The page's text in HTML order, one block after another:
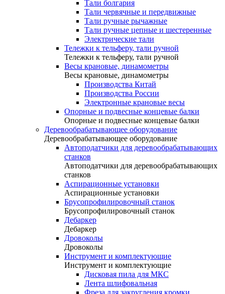
Тали болгария
Тали червячные и передвижные
Тали ручные рычажные
Тали ручные цепные и шестеренные
Электрические тали
Тележки к тельферу, тали ручной
Тележки к тельферу, тали ручной
Весы крановые, динамометры
Весы крановые, динамометры
Производства Китай
Производства России
Электронные крановые весы
Опорные и подвесные концевые балки
Опорные и подвесные концевые балки
Деревообрабатывающее оборудование
Деревообрабатывающее оборудование
Автоподатчики для деревообрабатывающих
станков
Автоподатчики для деревообрабатывающих
станков
Аспирационные установки
Аспирационные установки
Брусопрофилировочный станок
Брусопрофилировочный станок
Дебаркер
Дебаркер
Дровоколы
Дровоколы
Инструмент и комплектующие
Инструмент и комплектующие
Дисковая пила для МКС
Лента шлифовальная
Фреза для закругления кромки